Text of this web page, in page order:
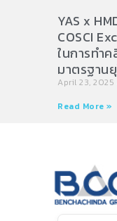
YAS x
COSCI
ในการทำ
มาตรฐาน
April 23, 2025
Read More »